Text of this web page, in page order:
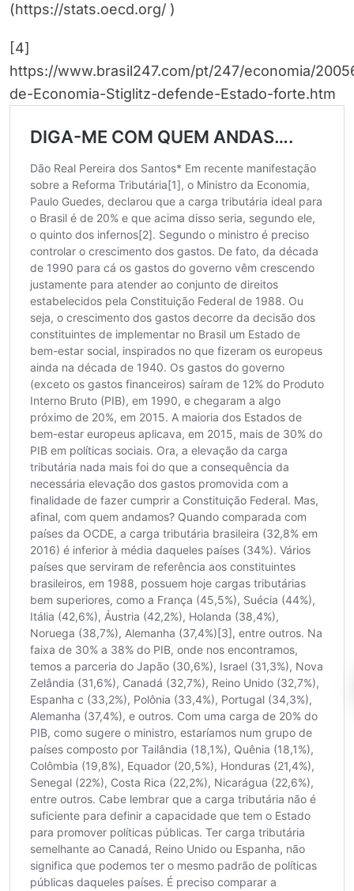
(https://stats.oecd.org/ )
[4]
https://www.brasil247.com/pt/247/economia/
de-Economia-Stiglitz-defende-Estado-forte.htm